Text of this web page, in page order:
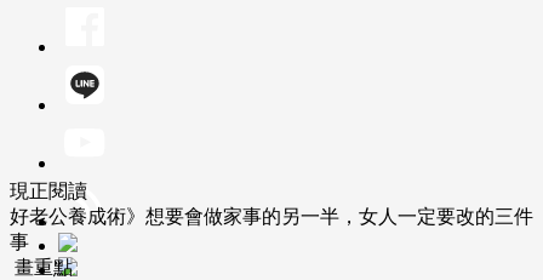
現正閱讀
好老公養成術》想要會做家事的另一半，女人一定要改的三件
事
畫重點